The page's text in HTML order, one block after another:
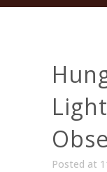
Posted at